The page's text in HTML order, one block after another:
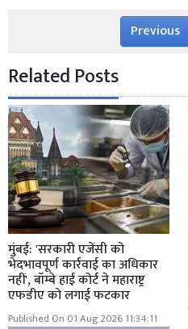
Previous
Related Posts
मुंबई: 'सरकारी एजेंसी को
भेदभावपूर्ण कार्रवाई का अधिकार
नहीं', बॉम्बे हाई कोर्ट ने महाराष्ट्र
एफडीए को लगाई फटकार
Published On 01 Aug 2026 11:34:11